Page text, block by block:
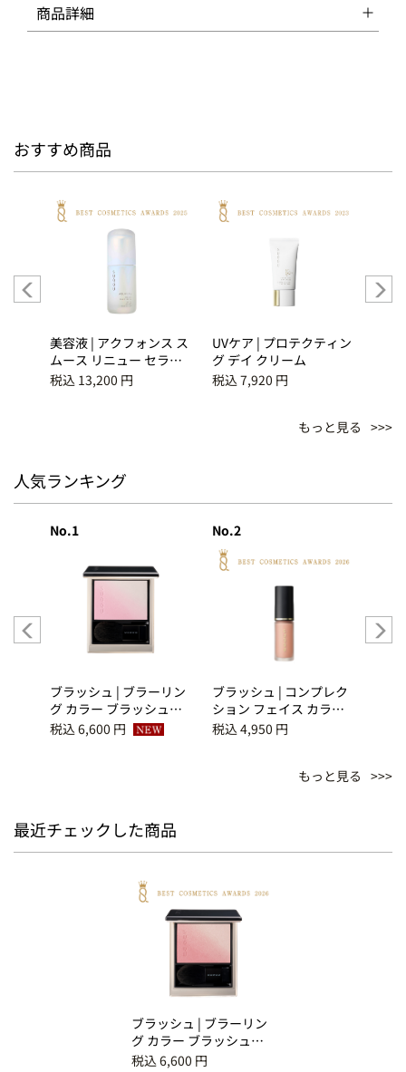
商品詳細
おすすめ商品
美容液 | アクフォンス ス
ムース リニュー セラム
＜医薬部外品＞
税込 13,200 円
UVケア | プロテクティン
グ デイ クリーム
税込 7,920 円
もっと見る
人気ランキング
No.1
ブラッシュ | ブラーリン
グ カラー ブラッシュ
(2026 秋 カラーコレクシ
ョン) 10 澄飾 -
税込 6,600 円
No.2
ブラッシュ | コンプレク
ション フェイス カラ
ー 03 桃心地 -
MOMOGOKOCHI
税込 4,950 円
もっと見る
最近チェックした商品
ブラッシュ | ブラーリン
グ カラー ブラッシュ
01 淡音 -AWAOTO
税込 6,600 円